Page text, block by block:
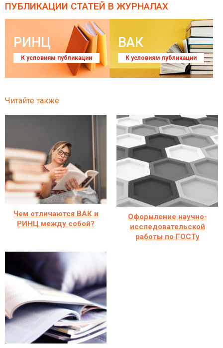
ПУБЛИКАЦИИ СТАТЕЙ В ЖУРНАЛАХ
РИНЦ
К условиям публикации
ВАК
К условиям публикации
Читайте также
Чем отличаются ВАК и
РИНЦ между собой?
Оформление научно-
исследовательской
работы по ГОСТу